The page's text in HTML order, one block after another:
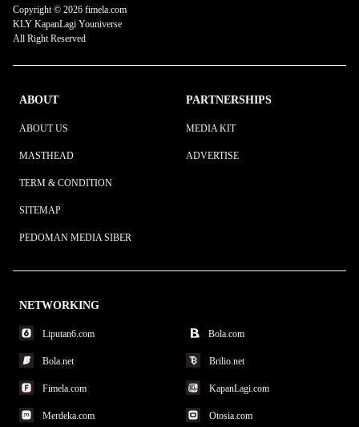
Copyright © 2026 fimela.com
KLY KapanLagi Youniverse
All Right Reserved
ABOUT
ABOUT US
MASTHEAD
TERM & CONDITION
SITEMAP
PEDOMAN MEDIA SIBER
PARTNERSHIPS
MEDIA KIT
ADVERTISE
NETWORKING
Liputan6.com Bola.com
Bola.net Brilio.net
Fimela.com KapanLagi.com
Merdeka.com Otosia.com